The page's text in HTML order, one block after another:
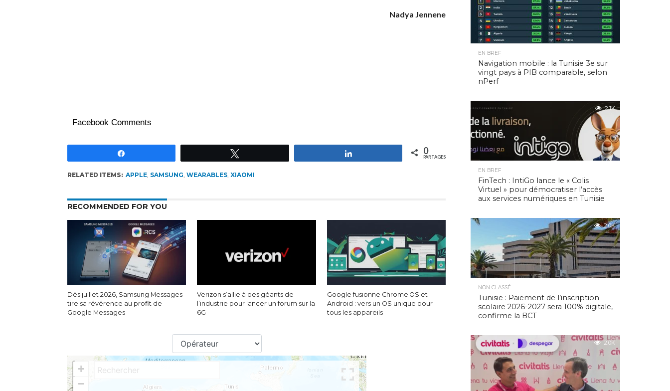
Nadya Jennene
Facebook Comments
0
PARTAGES
RELATED ITEMS: APPLE, SAMSUNG WEARABLES, XIAOMI
RECOMMENDED FOR YOU
Dès juillet 2026, Samsung Messages
tire sa révérence au profit de
Google Messages
Verizon s’allie à des géants de
l’industrie pour lancer un forum sur la
6G
Google fusionne Chrome OS et
Android : vers un OS unique pour
tous les appareils
EN BREF
Navigation mobile : la Tunisie 3e sur
vingt pays à PIB comparable, selon
nPerf
2.1K
EN BREF
FinTech : IntiGo lance le « Colis
Virtuel » pour démocratiser l’accès
aux services numériques en Tunisie
2.0K
NON CLASSÉ
Tunisie : Paiement de l’inscription
scolaire 2026-2027 sera 100% digitale,
confirme la BCT
2.0K